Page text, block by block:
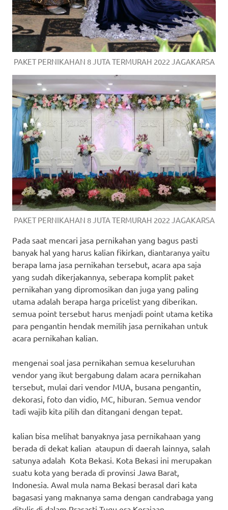
PAKET PERNIKAHAN 8 JUTA TERMURAH 2022 JAGAKARSA
PAKET PERNIKAHAN 8 JUTA TERMURAH 2022 JAGAKARSA
Pada saat mencari jasa pernikahan yang bagus pasti
banyak hal yang harus kalian fikirkan, diantaranya yaitu
berapa lama jasa pernikahan tersebut, acara apa saja
yang sudah dikerjakannya, seberapa komplit paket
pernikahan yang dipromosikan dan juga yang paling
utama adalah berapa harga pricelist yang diberikan.
semua point tersebut harus menjadi point utama ketika
para pengantin hendak memilih jasa pernikahan untuk
acara pernikahan kalian.
mengenai soal jasa pernikahan semua keseluruhan
vendor yang ikut bergabung dalam acara pernikahan
tersebut, mulai dari vendor MUA, busana pengantin,
dekorasi, foto dan vidio, MC, hiburan. Semua vendor
tadi wajib kita pilih dan ditangani dengan tepat.
kalian bisa melihat banyaknya jasa pernikahaan yang
berada di dekat kalian ataupun di daerah lainnya, salah
satunya adalah Kota Bekasi. Kota Bekasi ini merupakan
suatu kota yang berada di provinsi Jawa Barat,
Indonesia. Awal mula nama Bekasi berasal dari kata
bagasasi yang maknanya sama dengan candrabaga yang